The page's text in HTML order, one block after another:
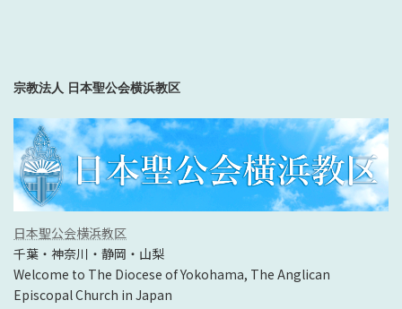
宗教法人 日本聖公会横浜教区
日本聖公会横浜教区
千葉・神奈川・静岡・山梨
Welcome to The Diocese of Yokohama, The Anglican
Episcopal Church in Japan